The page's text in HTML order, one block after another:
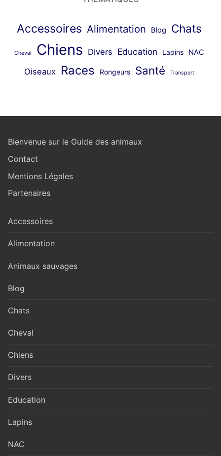
Accessoires Alimentation Blog Chats
Cheval Chiens Divers Education Lapins NAC
Oiseaux Races Rongeurs Santé Transport
Bienvenue sur le Guide des animaux
Contact
Mentions Légales
Partenaires
Accessoires
Alimentation
Animaux sauvages
Blog
Chats
Cheval
Chiens
Divers
Education
Lapins
NAC